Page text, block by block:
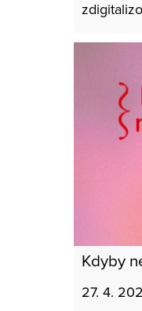
Kdyby
27. 4.